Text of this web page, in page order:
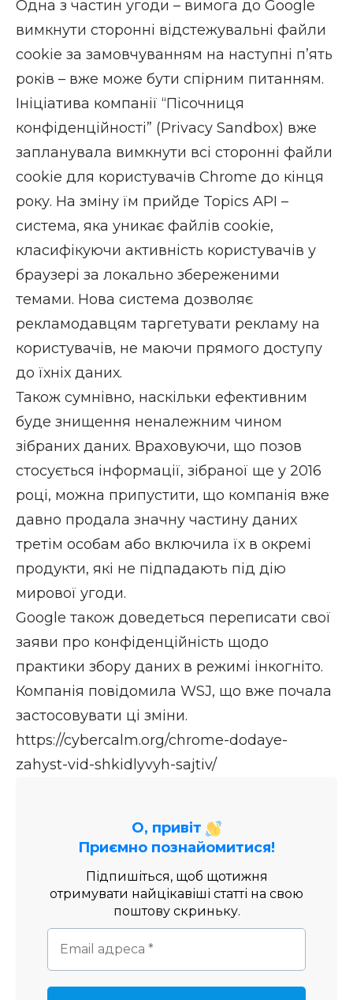
Одна з частин угоди – вимога до Google
вимкнути сторонні відстежувальні файли
cookie за замовчуванням на наступні п’ять
років – вже може бути спірним питанням.
Ініціатива компанії “Пісочниця
конфіденційності” (Privacy Sandbox) вже
запланувала вимкнути всі сторонні файли
cookie для користувачів Chrome до кінця
року. На зміну їм прийде Topics API –
система, яка уникає файлів cookie,
класифікуючи активність користувачів у
браузері за локально збереженими
темами. Нова система дозволяє
рекламодавцям таргетувати рекламу на
користувачів, не маючи прямого доступу
до їхніх даних.
Також сумнівно, наскільки ефективним
буде знищення неналежним чином
зібраних даних. Враховуючи, що позов
стосується інформації, зібраної ще у 2016
році, можна припустити, що компанія вже
давно продала значну частину даних
третім особам або включила їх в окремі
продукти, які не підпадають під дію
мирової угоди.
Google також доведеться переписати свої
заяви про конфіденційність щодо
практики збору даних в режимі інкогніто.
Компанія повідомила WSJ, що вже почала
застосовувати ці зміни.
https://cybercalm.org/chrome-dodaye-
zahyst-vid-shkidlyvyh-sajtiv/
О, привіт
Приємно познайомитися!
Підпишіться, щоб щотижня
отримувати найцікавіші статті на свою
поштову скриньку.